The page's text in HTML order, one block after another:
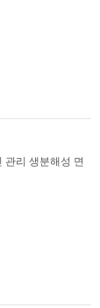
관리 생분해성 면